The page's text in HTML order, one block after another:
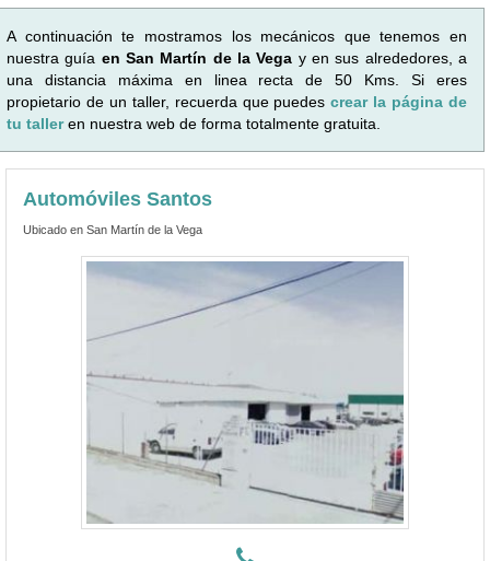
A continuación te mostramos los mecánicos que tenemos en
nuestra guía en San Martín de la Vega y en sus alrededores, a
una distancia máxima en linea recta de 50 Kms. Si eres
propietario de un taller, recuerda que puedescrear la página de
tu talleren nuestra web de forma totalmente gratuita.
Automóviles Santos
Ubicado en San Martín de la Vega